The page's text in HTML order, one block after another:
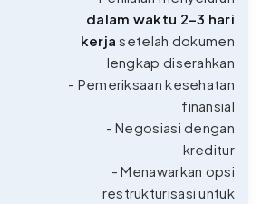
dalam waktu 2–3 hari
kerja setelah dokumen
lengkap diserahkan
- Pemeriksaan kesehatan
finansial
- Negosiasi dengan
kreditur
- Menawarkan opsi
restrukturisasi untuk